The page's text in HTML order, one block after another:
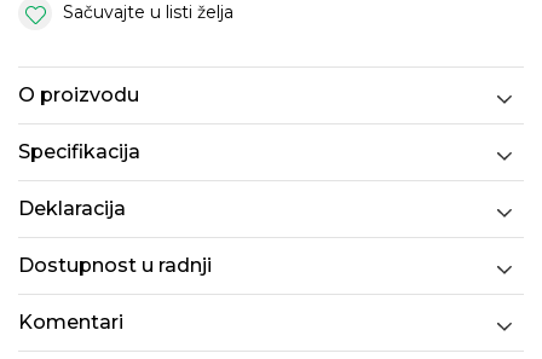
Sačuvajte u listi želja
O proizvodu
Specifikacija
Deklaracija
Dostupnost u radnji
Komentari